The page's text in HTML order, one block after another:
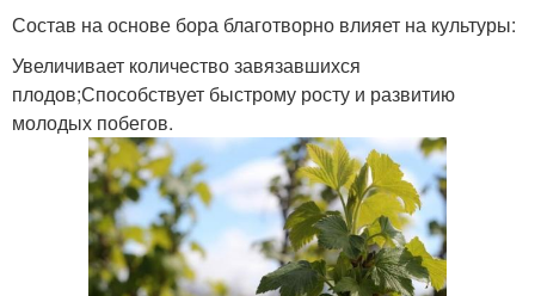
Состав на основе бора благотворно влияет на культуры:
Увеличивает количество завязавшихся
плодов;Способствует быстрому росту и развитию
молодых побегов.